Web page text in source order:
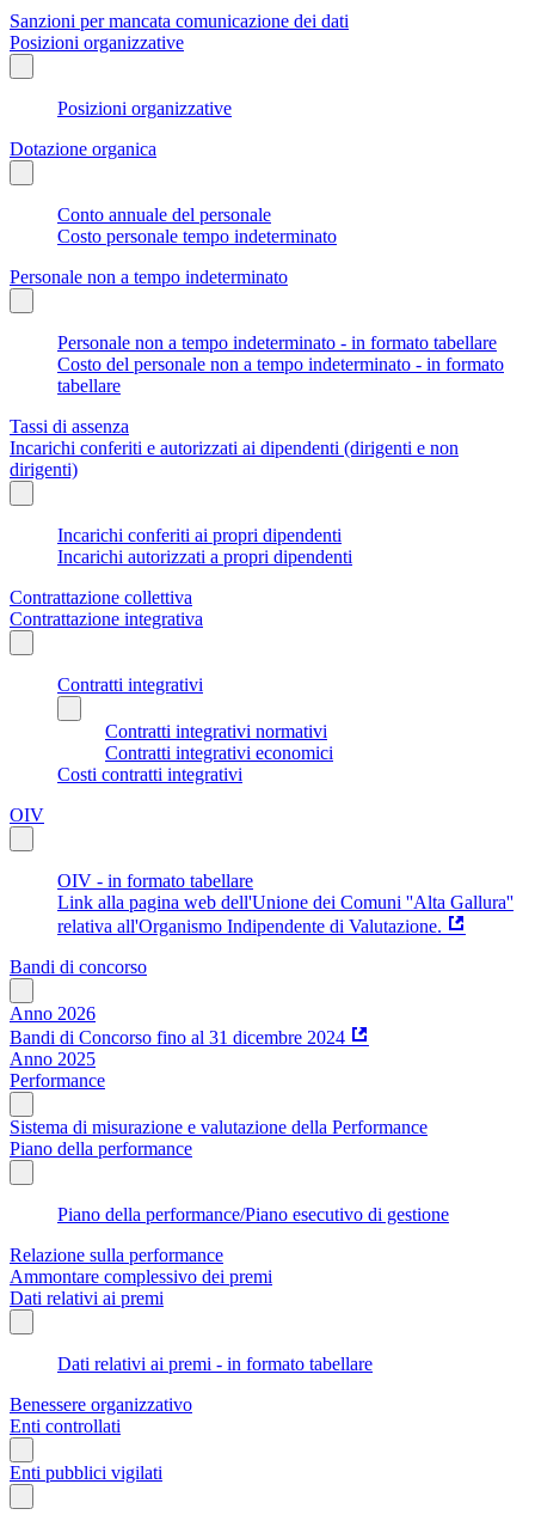
Sanzioni per mancata comunicazione dei dati
Posizioni organizzative
Posizioni organizzative
Dotazione organica
Conto annuale del personale
Costo personale tempo indeterminato
Personale non a tempo indeterminato
Personale non a tempo indeterminato - in formato tabellare
Costo del personale non a tempo indeterminato - in formato
tabellare
Tassi di assenza
Incarichi conferiti e autorizzati ai dipendenti (dirigenti e non
dirigenti)
Incarichi conferiti ai propri dipendenti
Incarichi autorizzati a propri dipendenti
Contrattazione collettiva
Contrattazione integrativa
Contratti integrativi
Contratti integrativi normativi
Contratti integrativi economici
Costi contratti integrativi
OIV
OIV - in formato tabellare
Link alla pagina web dell'Unione dei Comuni ''Alta Gallura''
relativa all'Organismo Indipendente di Valutazione.
Bandi di concorso
Anno 2026
Bandi di Concorso fino al 31 dicembre 2024
Anno 2025
Performance
Sistema di misurazione e valutazione della Performance
Piano della performance
Piano della performance/Piano esecutivo di gestione
Relazione sulla performance
Ammontare complessivo dei premi
Dati relativi ai premi
Dati relativi ai premi - in formato tabellare
Benessere organizzativo
Enti controllati
Enti pubblici vigilati